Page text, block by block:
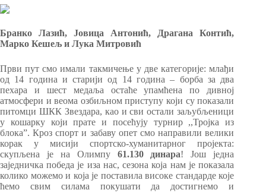
Бранко Лазић, Јовица Антонић, Драгана Контић,
Марко Кешељ и Лука Митровић
Први пут смо имали такмичење у две категорије: млађи
од 14 година и старији од 14 година – борба за два
пехара и шест медаља остаће упамћена по дивној
атмосфери и веома озбиљном приступу који су показали
питомци ШКК Звездара, као и сви остали заљубљеници
у кошарку који прате и посећују турнир ,,Тројка из
блока”. Кроз спорт и забаву опет смо направили велики
корак у мисији спортско-хуманитарног пројекта:
скупљена је на Олимпу 61.130 динара! Још једна
заједничка победа је иза нас, сезона која нам је показала
колико можемо и која је поставила високе стандарде које
ћемо свим силама покушати да достигнемо и